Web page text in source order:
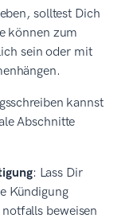
solltest Dich
können zum
sein oder mit
kannst
Abschnitte
: Lass Dir
Kündigung
beweisen